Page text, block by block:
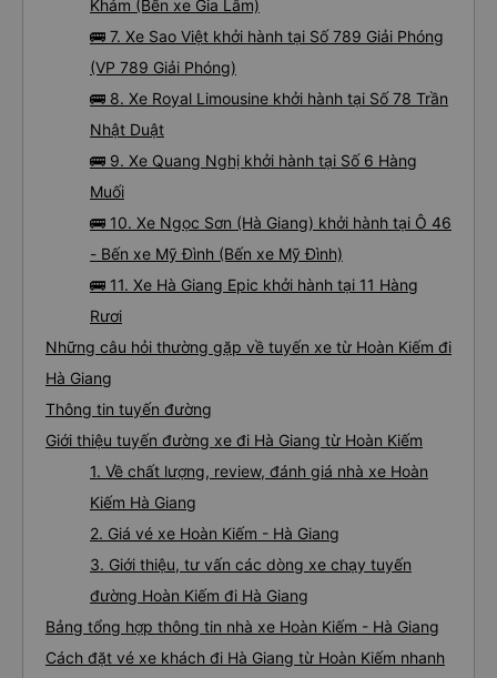
Khảm (Bến xe Gia Lâm)
🚌 7. Xe Sao Việt khởi hành tại Số 789 Giải Phóng
(VP 789 Giải Phóng)
🚌 8. Xe Royal Limousine khởi hành tại Số 78 Trần
Nhật Duật
🚌 9. Xe Quang Nghị khởi hành tại Số 6 Hàng
Muối
🚌 10. Xe Ngọc Sơn (Hà Giang) khởi hành tại Ô 46
- Bến xe Mỹ Đình (Bến xe Mỹ Đình)
🚌 11. Xe Hà Giang Epic khởi hành tại 11 Hàng
Rươi
Những câu hỏi thường gặp về tuyến xe từ Hoàn Kiếm đi
Hà Giang
Thông tin tuyến đường
Giới thiệu tuyến đường xe đi Hà Giang từ Hoàn Kiếm
1. Về chất lượng, review, đánh giá nhà xe Hoàn
Kiếm Hà Giang
2. Giá vé xe Hoàn Kiếm - Hà Giang
3. Giới thiệu, tư vấn các dòng xe chạy tuyến
đường Hoàn Kiếm đi Hà Giang
Bảng tổng hợp thông tin nhà xe Hoàn Kiếm - Hà Giang
Cách đặt vé xe khách đi Hà Giang từ Hoàn Kiếm nhanh